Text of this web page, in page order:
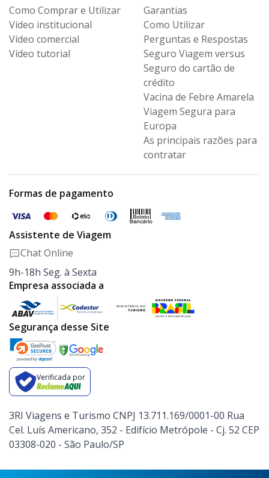
Como Comprar e Utilizar
Vídeo institucional
Vídeo comercial
Vídeo tutorial
Garantias
Como Utilizar
Perguntas e Respostas
Seguro Viagem versus
Seguro do cartão de
crédito
Vacina de Febre Amarela
Viagem Segura para
Europa
As principais razões para
contratar
Formas de pagamento
Assistente de Viagem
Chat Online
9h-18h Seg. à Sexta
Empresa associada a
Segurança desse Site
Verificada por
3RI Viagens e Turismo CNPJ 13.711.169/0001-00 Rua
Cel. Luís Americano, 352 - Edifício Metrópole - Cj. 52 CEP
03308-020 - São Paulo/SP